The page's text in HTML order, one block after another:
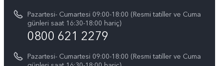
Başlangıç ve Kullanım ​​Kılavuzu
Garanti Politikamız
Müşteri Hizmetleri Gizlilik Beyanı
Yasal Bildirimler
Hakkımızda
Sürdürülebilirlik
Pazartesi- Cumartesi 09:00-18:00 (Resmi tatiller ve Cuma
günleri saat 16:30-18:00 hariç)
0800 621 2279
Pazartesi- Cumartesi 09:00-18:00 (Resmi tatiller ve Cuma